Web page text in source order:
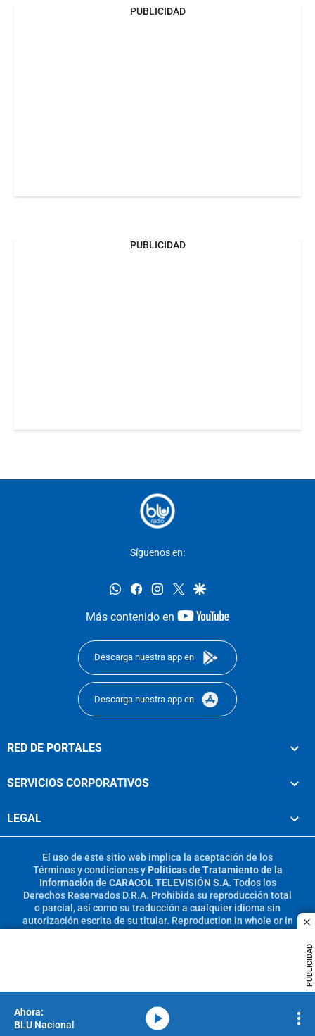
PUBLICIDAD
PUBLICIDAD
PUBLICIDAD
Síguenos en:
whatsappfacebookinstagram
twittergoogle
Más contenido en
youtube-
Descarga nuestra app en
Descarga nuestra app en
RED DE PORTALES
SERVICIOS CORPORATIVOS
LEGAL
El uso de este sitio web implica la aceptación de los
Términos y condicionesy Políticas de Tratamiento de la
Información de CARACOL TELEVISIÓN S.A. Todos los
Derechos Reservados D.R.A. Prohibida su reproducción total
o parcial, así como su traducción a cualquier idioma sin
autorización escrita de su titular. Reproduction in whole or in
BLU Nacional